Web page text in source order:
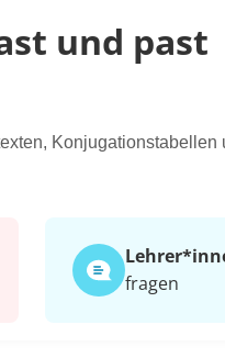
und past
Konjugationstabellen
fragen